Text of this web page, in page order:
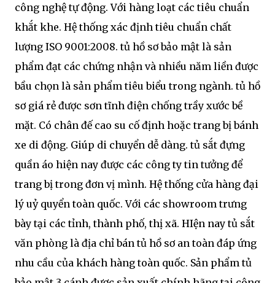
công nghệ tự động. Với hàng loạt các tiêu chuẩn
khắt khe. Hệ thống xác định tiêu chuẩn chất
lượng ISO 9001:2008. tủ hồ sơ bảo mật là sản
phẩm đạt các chứng nhận và nhiều năm liền được
bầu chọn là sản phẩm tiêu biểu trong ngành. tủ hồ
sơ giá rẻ được sơn tĩnh điện chống trầy xước bề
mặt. Có chân đế cao su cố định hoặc trang bị bánh
xe di động. Giúp di chuyển dễ dàng. tủ sắt đựng
quần áo hiện nay được các công ty tin tưởng để
trang bị trong đơn vị mình. Hệ thống cửa hàng đại
lý uỷ quyển toàn quốc. Với các showroom trưng
bày tại các tỉnh, thành phố, thị xã. HIện nay tủ sắt
văn phòng là địa chỉ bán tủ hồ sơ an toàn đáp ứng
nhu cầu của khách hàng toàn quốc. Sản phẩm tủ